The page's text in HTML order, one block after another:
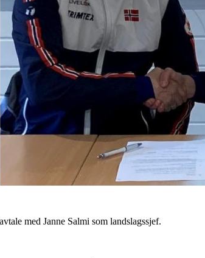
med Janne Salmi som landslagssjef.